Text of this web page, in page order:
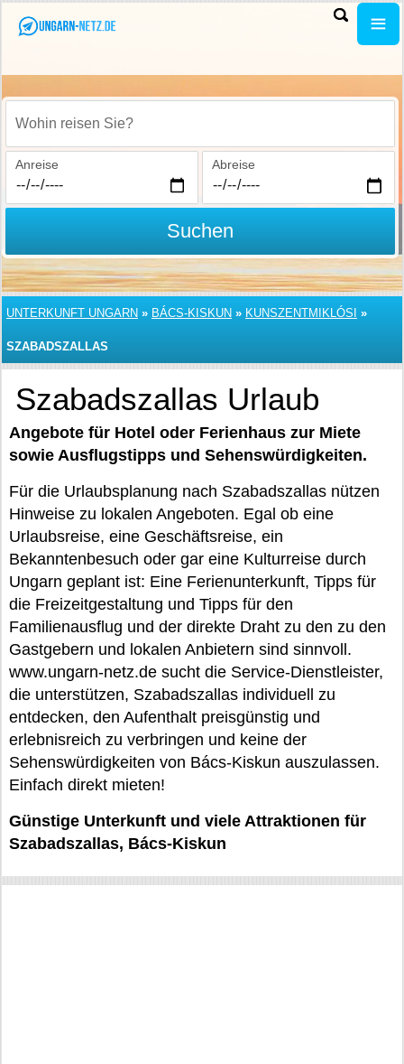
Wohin reisen Sie?
Anreise Abreise
Suchen
UNTERKUNFT UNGARN » BÁCS-KISKUN » KUNSZENTMIKLÓSI »
SZABADSZALLAS
Szabadszallas Urlaub
Angebote für Hotel oder Ferienhaus zur Miete
sowie Ausflugstipps und Sehenswürdigkeiten.
Für die Urlaubsplanung nach Szabadszallas nützen
Hinweise zu lokalen Angeboten. Egal ob eine
Urlaubsreise, eine Geschäftsreise, ein
Bekanntenbesuch oder gar eine Kulturreise durch
Ungarn geplant ist: Eine Ferienunterkunft, Tipps für
die Freizeitgestaltung und Tipps für den
Familienausflug und der direkte Draht zu den zu den
Gastgebern und lokalen Anbietern sind sinnvoll.
www.ungarn-netz.de sucht die Service-Dienstleister,
die unterstützen, Szabadszallas individuell zu
entdecken, den Aufenthalt preisgünstig und
erlebnisreich zu verbringen und keine der
Sehenswürdigkeiten von Bács-Kiskun auszulassen.
Einfach direkt mieten!
Günstige Unterkunft und viele Attraktionen für
Szabadszallas, Bács-Kiskun